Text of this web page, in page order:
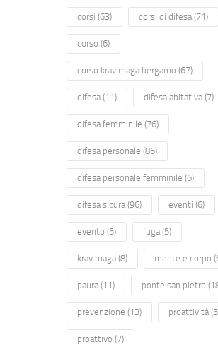
corsi (63) corsi di difesa(71)
corso (6)
corso krav maga bergamo (67)
difesa(11) difesa abitativa(7)
difesa femminile (76)
difesa personale (86)
difesa personale femminile (6)
difesa sicura(96) eventi (6)
evento (5) fuga(5)
krav maga(8) mente e corpo
paura(11) ponte san pietro
prevenzione (13) proattività
proattivo (7)